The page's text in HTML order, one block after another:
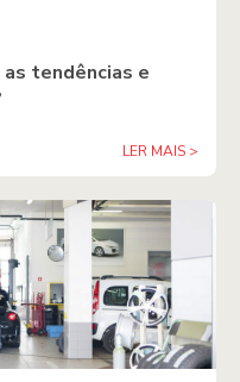
tendências e
LER MAIS >